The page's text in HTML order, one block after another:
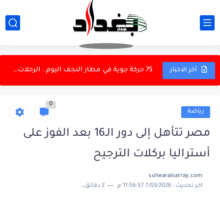
أخر الاخبار
ازمة الرواتب المفتعلة
75 حركة جوية في مطار النجف اليوم.. الرحلات الإيرانية تستحوذ...
المطارات: ارتفاع استخدام الأجواء العراقية بنسبة 26.8% رياضة
0
مصر تتأهل إلى دور الـ16 بعد الفوز على
أستراليا بركلات الترجيح
suhearalsarray.com
اخر تحديث : 7/03/2026 11:56:57 م 2 دقائق للقراءة